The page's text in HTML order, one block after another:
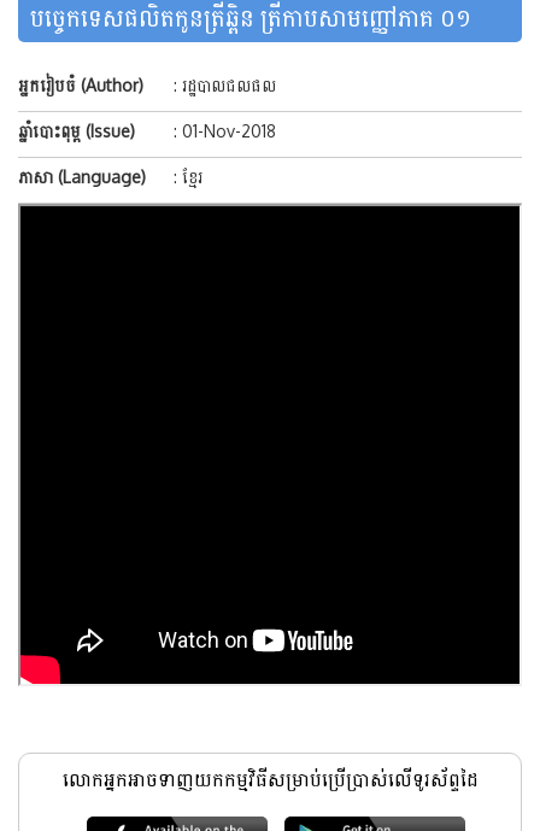
បច្ចេកទេសផលិតកូនត្រីឆ្ពិន ត្រីកាបសាមញ្ញៅភាគ ០១
អ្នករៀបចំ (Author)
: រដ្ឋបាលជលផល
ឆ្នាំបោះពុម្ព (Issue) : 01-Nov-2018
ភាសា (Language) : ខ្មែរ
លោកអ្នកអាចទាញយកកម្មវិធីសម្រាប់ប្រើប្រាស់លើទូរស័ព្ទដៃ